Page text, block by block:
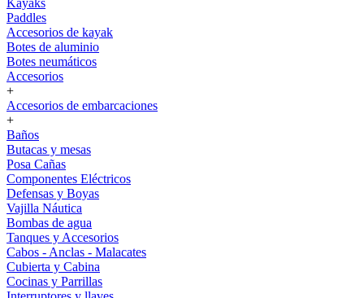
Kayaks
Paddles
Accesorios de kayak
Botes de aluminio
Botes neumáticos
Accesorios
+
Accesorios de embarcaciones
+
Baños
Butacas y mesas
Posa Cañas
Componentes Eléctricos
Defensas y Boyas
Vajilla Náutica
Bombas de agua
Tanques y Accesorios
Cabos - Anclas - Malacates
Cubierta y Cabina
Cocinas y Parrillas